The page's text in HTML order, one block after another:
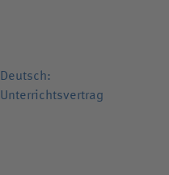
Deutsch:
Unterrichtsvertrag